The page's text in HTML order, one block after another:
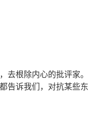
去根除内心的批评家。
告诉我们，对抗某些东